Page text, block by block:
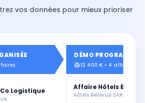
vos données pour mieux prioriser
Logistique
DÉMO PROGRAMMÉE
12 400 € • 4 affaires
Affaire Hôtels
Hôtels Bellevue SARL